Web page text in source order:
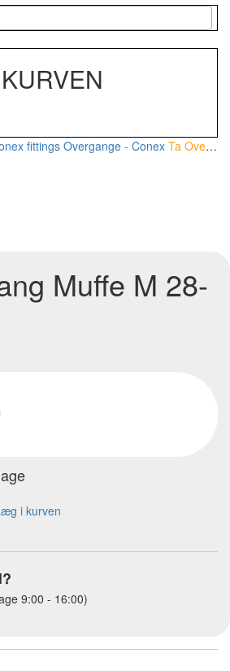
fittingsOvergange - Conex Ta Overgang Muffe M 28-3/4
Muffe M 28-
i kurven
9:00 - 16:00)